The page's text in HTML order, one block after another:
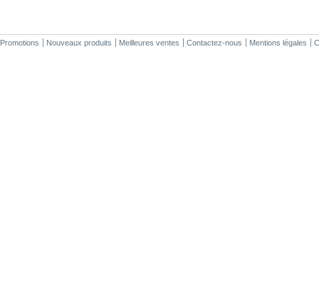
Promotions Nouveaux produits Meilleures ventes Contactez-nous Mentions légales